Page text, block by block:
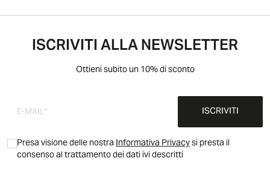
ISCRIVITI ALLA NEWSLETTER
Ottieni subito un 10% di sconto
ISCRIVITI
Presa visione delle nostraInformativa Privacysi presta il
consenso al trattamento dei dati ivi descritti